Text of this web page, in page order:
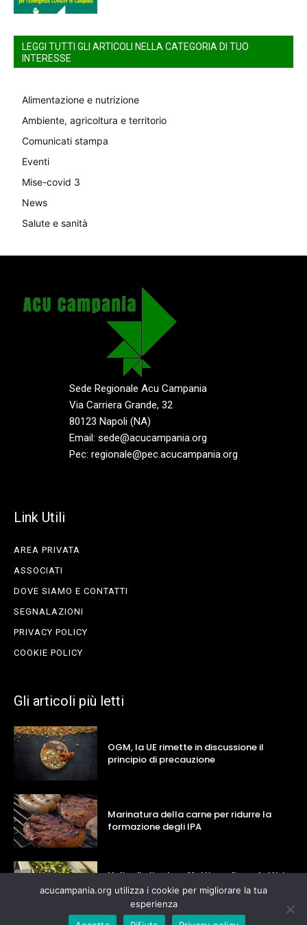
LEGGI TUTTI GLI ARTICOLI NELLA CATEGORIA DI TUO
INTERESSE
Alimentazione e nutrizione
Ambiente, agricoltura e territorio
Comunicati stampa
Eventi
Mise-covid 3
News
Salute e sanità
Sede Regionale Acu Campania
Via Carriera Grande, 32
80123 Napoli (NA)
Email: sede@acucampania.org
Pec: regionale@pec.acucampania.org
Link Utili
AREA PRIVATA
ASSOCIATI
DOVE SIAMO E CONTATTI
SEGNALAZIONI
PRIVACY POLICY
COOKIE POLICY
Gli articoli più letti
OGM, la UE rimette in discussione il
principio di precauzione
Marinatura della carne per ridurre la
formazione degli IPA
L’olio di oliva ha effetti cardioprotettivi e
migliora la salute del microbiota
intestinale
acucampania.org utilizza i cookie per migliorare la tua
esperienza